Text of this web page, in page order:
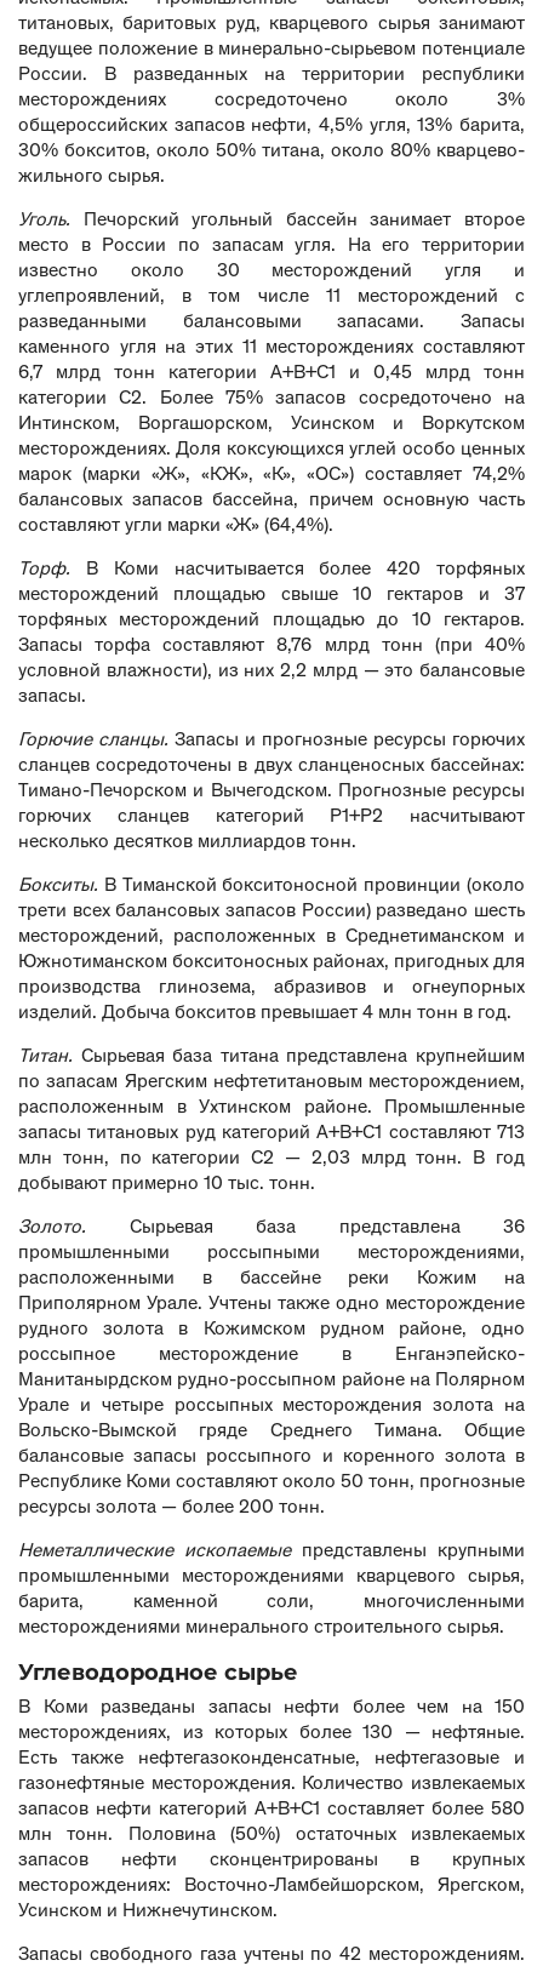
титановых, баритовых руд, кварцевого сырья занимают
ведущее положение в минерально-сырьевом потенциале
России. В разведанных на территории республики
месторождениях сосредоточено около 3%
общероссийских запасов нефти, 4,5% угля, 13% барита,
30% бокситов, около 50% титана, около 80% кварцево-
жильного сырья.
Уголь. Печорский угольный бассейн занимает второе
место в России по запасам угля. На его территории
известно около 30 месторождений угля и
углепроявлений, в том числе 11 месторождений с
разведанными балансовыми запасами. Запасы
каменного угля на этих 11 месторождениях составляют
6,7 млрд тонн категории А+В+С1 и 0,45 млрд тонн
категории С2. Более 75% запасов сосредоточено на
Интинском, Воргашорском, Усинском и Воркутском
месторождениях. Доля коксующихся углей особо ценных
марок (марки «Ж», «КЖ», «К», «ОС») составляет 74,2%
балансовых запасов бассейна, причем основную часть
составляют угли марки «Ж» (64,4%).
Торф. В Коми насчитывается более 420 торфяных
месторождений площадью свыше 10 гектаров и 37
торфяных месторождений площадью до 10 гектаров.
Запасы торфа составляют 8,76 млрд тонн (при 40%
условной влажности), из них 2,2 млрд — это балансовые
запасы.
Горючие сланцы. Запасы и прогнозные ресурсы горючих
сланцев сосредоточены в двух сланценосных бассейнах:
Тимано-Печорском и Вычегодском. Прогнозные ресурсы
горючих сланцев категорий Р1+Р2 насчитывают
несколько десятков миллиардов тонн.
Бокситы. В Тиманской бокситоносной провинции (около
трети всех балансовых запасов России) разведано шесть
месторождений, расположенных в Среднетиманском и
Южнотиманском бокситоносных районах, пригодных для
производства глинозема, абразивов и огнеупорных
изделий. Добыча бокситов превышает 4 млн тонн в год.
Титан. Сырьевая база титана представлена крупнейшим
по запасам Ярегским нефтетитановым месторождением,
расположенным в Ухтинском районе. Промышленные
запасы титановых руд категорий А+В+С1 составляют 713
млн тонн, по категории С2 — 2,03 млрд тонн. В год
добывают примерно 10 тыс. тонн.
Золото. Сырьевая база представлена 36
промышленными россыпными месторождениями,
расположенными в бассейне реки Кожим на
Приполярном Урале. Учтены также одно месторождение
рудного золота в Кожимском рудном районе, одно
россыпное месторождение в Енганэпейско-
Манитанырдском рудно-россыпном районе на Полярном
Урале и четыре россыпных месторождения золота на
Вольско-Вымской гряде Среднего Тимана. Общие
балансовые запасы россыпного и коренного золота в
Республике Коми составляют около 50 тонн, прогнозные
ресурсы золота — более 200 тонн.
Неметаллические ископаемыепредставлены крупными
промышленными месторождениями кварцевого сырья,
барита, каменной соли, многочисленными
месторождениями минерального строительного сырья.
Углеводородное сырье
В Коми разведаны запасы нефти более чем на 150
месторождениях, из которых более 130 — нефтяные.
Есть также нефтегазоконденсатные, нефтегазовые и
газонефтяные месторождения. Количество извлекаемых
запасов нефти категорий А+В+С1 составляет более 580
млн тонн. Половина (50%) остаточных извлекаемых
запасов нефти сконцентрированы в крупных
месторождениях: Восточно-Ламбейшорском, Ярегском,
Усинском и Нижнечутинском.
Запасы свободного газа учтены по 42 месторождениям.